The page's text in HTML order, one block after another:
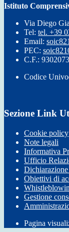
Istituto
Via Diego
Tel: tel. +39
Email:
PEC:
C.F.:
Codice
Sezione Link
Cookie policy
Note legali
Informativa
Ufficio
Obiettivi di
Gestione
Pagina